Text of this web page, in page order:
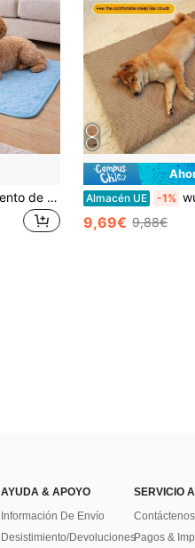
Alfombrilla de enfriamiento de seda de hielo para mascotas, alfombrilla impermeable antideslizante lavable y reutilizable para orinar de mascotas en verano, alfombrilla de entrenamiento para cachorros, adecuada para perros y gatos pequeños, medianos y grandes, para uso en interiores Almacén UE -1% wuyingongfang 1 pieza Alfombra para
9,69€ 9,88€
AYUDA & APOYO
Información De Envío
Desistimiento/Devoluciones
SERVICIO
Contáctenos
Pagos &